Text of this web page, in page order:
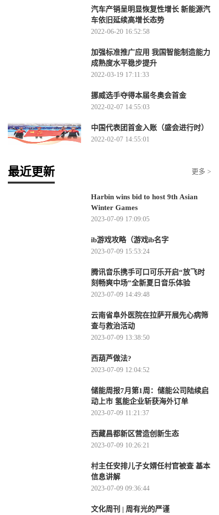
汽车产销呈明显恢复性增长 新能源汽
车依旧延续高增长态势
2022-06-20 16:52:58
加强标准推广应用 我国智能制造能力
成熟度水平稳步提升
2022-03-19 17:11:33
挪威选手夺得本届冬奥会首金
2022-02-07 14:55:03
中国代表团首金入账（盛会进行时）
2022-02-07 14:55:01
最近更新 更多 >
Harbin wins bid to host 9th Asian
Winter Games
2023-07-09 17:09:05
ib游戏攻略（游戏ib名字
2023-07-09 15:53:24
腾讯音乐携手可口可乐开启“放飞时
刻畅爽中场”全新夏日音乐体验
2023-07-09 14:49:48
云南省阜外医院在拉萨开展先心病筛
查与救治活动
2023-07-09 13:38:50
西葫芦做法?
2023-07-09 12:04:52
储能周报7月第1周：储能公司陆续启
动上市 氢能企业斩获海外订单
2023-07-09 11:21:37
西藏昌都新区营造创新生态
2023-07-09 10:26:21
村主任安排儿子女婿任村官被查 基本
信息讲解
2023-07-09 09:36:44
文化周刊 | 周有光的严谨